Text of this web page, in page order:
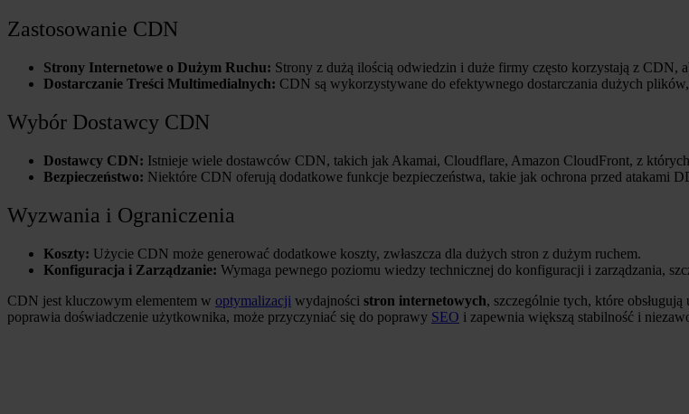
Zastosowanie CDN
Strony Internetowe o Dużym Ruchu: Strony z dużą ilością odwiedzin i duże firmy często korzystają z CDN,
Dostarczanie Treści Multimedialnych: CDN są wykorzystywane do efektywnego dostarczania dużych
Wybór Dostawcy CDN
Dostawcy CDN: Istnieje wiele dostawców CDN, takich jak Akamai, Cloudflare, Amazon CloudFront, z
Bezpieczeństwo: Niektóre CDN oferują dodatkowe funkcje bezpieczeństwa, takie jak ochrona przed atakami
Wyzwania i Ograniczenia
Koszty: Użycie CDN może generować dodatkowe koszty, zwłaszcza dla dużych stron z dużym ruchem.
Konfiguracja i Zarządzanie: Wymaga pewnego poziomu wiedzy technicznej do konfiguracji i zarządzania,
CDN jest kluczowym elementem w optymalizacji wydajności stron internetowych, szczególnie tych, które
poprawia doświadczenie użytkownika, może przyczyniać się do poprawy SEO i zapewnia większą stabilność i